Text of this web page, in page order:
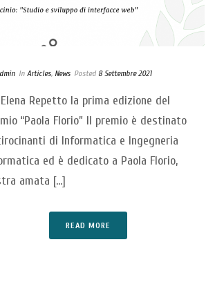
In Articles, News Posted 8 Settembre 2021
Repetto la prima edizione del
“Paola Florio” Il premio è destinato
di Informatica e Ingegneria
ed è dedicato a Paola Florio,
amata [...]
READ MORE